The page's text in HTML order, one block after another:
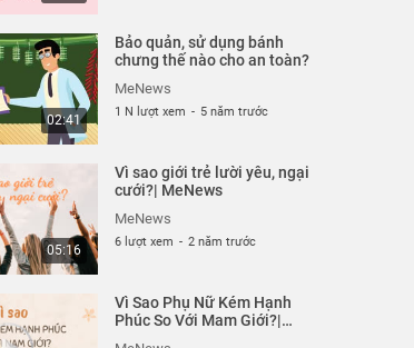
02:41
Bảo quản, sử dụng bánh
chưng thế nào cho an toàn?
MeNews
1 N lượt xem - 5 năm trước
05:16
Vì sao giới trẻ lười yêu, ngại
cưới?| MeNews
MeNews
6 lượt xem - 2 năm trước
Vì Sao Phụ Nữ Kém Hạnh
Phúc So Với Mam Giới?|